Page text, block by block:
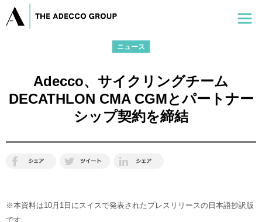
ニュース
Adecco、サイクリングチーム
DECATHLON CMA CGMとパートナー
シップ契約を締結
※本資料は10月1日にスイスで発表されたプレスリリースの日本語抄訳版
です